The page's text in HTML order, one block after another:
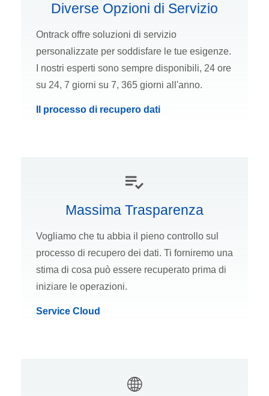
Diverse Opzioni di Servizio
Ontrack offre soluzioni di servizio
personalizzate per soddisfare le tue esigenze.
I nostri esperti sono sempre disponibili, 24 ore
su 24, 7 giorni su 7, 365 giorni all'anno.
Il processo di recupero dati
Massima Trasparenza
Vogliamo che tu abbia il pieno controllo sul
processo di recupero dei dati. Ti forniremo una
stima di cosa può essere recuperato prima di
iniziare le operazioni.
Service Cloud